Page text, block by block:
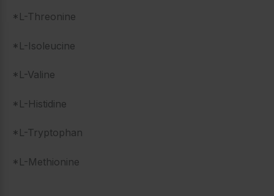
*L-Threonine
*L-Isoleucine
*L-Valine
*L-Histidine
*L-Tryptophan
*L-Methionine